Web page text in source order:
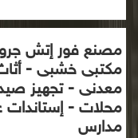
مصنع فور إتش
مكتبى خشبى -
معدنى - تجهيز
محلات -
مدارس